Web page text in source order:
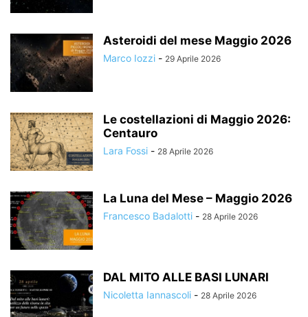
Asteroidi del mese Maggio 2026
Marco Iozzi - 29 Aprile 2026
Le costellazioni di Maggio 2026:
Centauro
Lara Fossi - 28 Aprile 2026
La Luna del Mese – Maggio 2026
Francesco Badalotti - 28 Aprile 2026
DAL MITO ALLE BASI LUNARI
Nicoletta Iannascoli - 28 Aprile 2026